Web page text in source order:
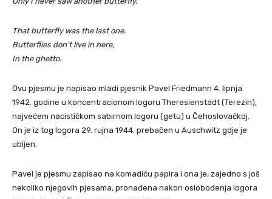
That butterfly was the last one.
Butterflies don’t live in here,
In the ghetto.
Ovu pjesmu je napisao mladi pjesnik Pavel Friedmann 4. lipnja
1942. godine u koncentracionom logoru Theresienstadt (Terezin),
najvećem nacističkom sabirnom logoru (getu) u Čehoslovačkoj.
On je iz tog logora 29. rujna 1944. prebačen u Auschwitz gdje je
ubijen.
Pavel je pjesmu zapisao na komadiću papira i ona je, zajedno s još
nekoliko njegovih pjesama, pronađena nakon oslobođenja logora